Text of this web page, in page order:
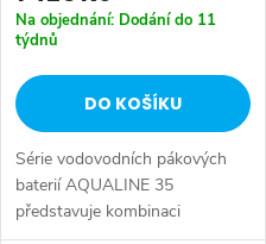
Na objednání: Dodání do 11
týdnů
DO KOŠÍKU
Série vodovodních pákových
baterií AQUALINE 35
představuje kombinaci
tradičního jednoduchého